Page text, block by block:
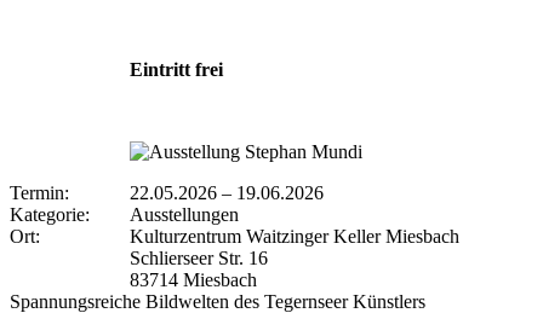
Eintritt frei
Termin: 22.05.2026 – 19.06.2026
Kategorie:
Ausstellungen
Ort:
Kulturzentrum Waitzinger Keller Miesbach
Schlierseer Str. 16
83714 Miesbach
Spannungsreiche Bildwelten des Tegernseer Künstlers